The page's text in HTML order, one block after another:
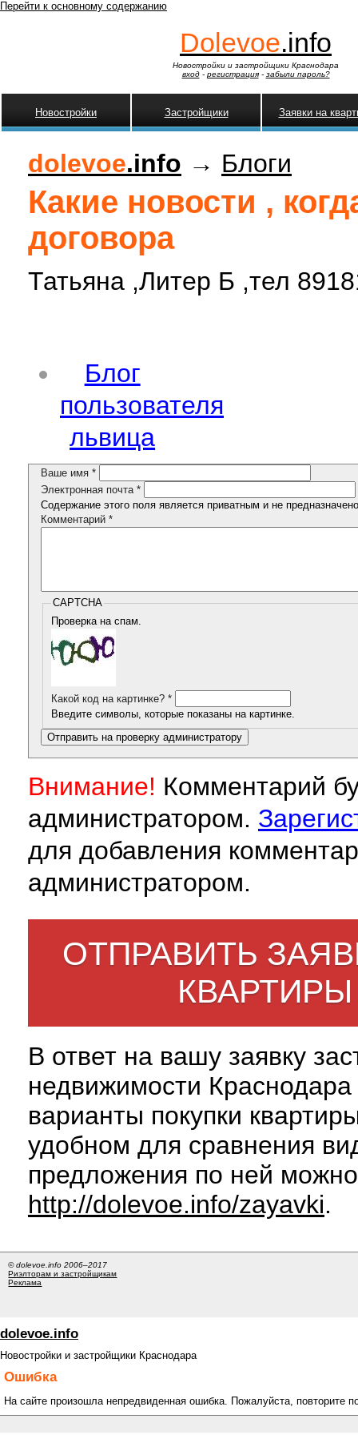
Перейти к основному содержанию
Dolevoe.info
Новостройки и застройщики Краснодара
вход- регистрация- забыли пароль?
Новостройки Застройщики Заявки на
dolevoe.info → Блоги
Какие новости ,
договора
Татьяна ,Литер Б ,тел
Блог
пользователя
львица
Ваше имя *
Электронная почта *
Содержание этого поля является приватным и не
Комментарий *
CAPTCHA
Проверка на спам.
Какой код на картинке? *
Введите символы, которые показаны на картинке.
Внимание! Комментарий
администратором.
для добавления
администратором.
ОТПРАВИТЬ
В ответ на вашу заявку
недвижимости
варианты покупки
удобном для сравнения
предложения по ней
http://dolevoe.info/zayavki.
© dolevoe.info 2006–2017
Риэлторам и застройщикам
Реклама
dolevoe.info
Новостройки и застройщики Краснодара
Ошибка
На сайте произошла непредвиденная ошибка. Пожалуйста, повторите